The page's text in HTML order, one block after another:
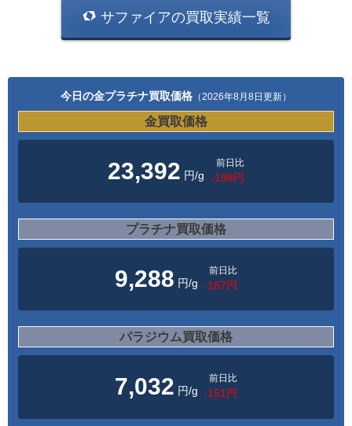
サファイアの買取実績一覧
今日の金プラチナ買取価格 （2026年8月8日更新）
金買取価格
23,392 円/g
前日比
-198円
プラチナ買取価格
9,288 円/g
前日比
-187円
パラジウム買取価格
7,032 円/g
前日比
-151円